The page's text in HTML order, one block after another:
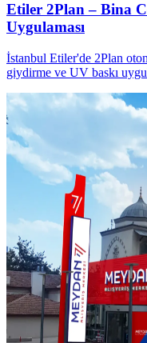
Etiler 2Plan – Bina
Uygulaması
İstanbul Etiler'de 2Plan
giydirme ve UV baskı